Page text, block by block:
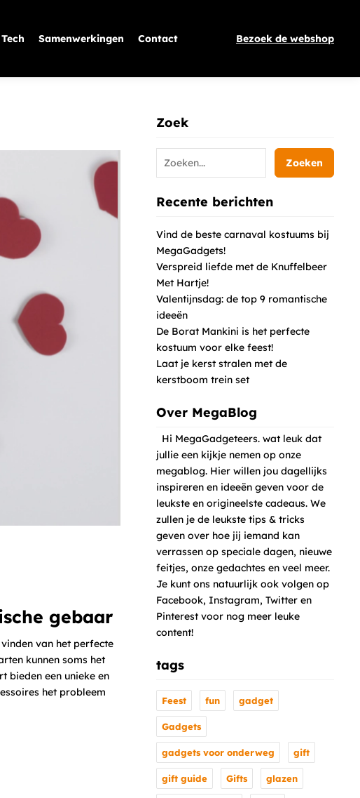
Samenwerkingen Contact Bezoek de webshop
gebaar
van het perfecte
kunnen soms het
bieden een unieke en
het probleem
Zoek
Zoeken
Recente berichten
Vind de beste carnaval kostuums bij
MegaGadgets!
Verspreid liefde met de Knuffelbeer
Met Hartje!
Valentijnsdag: de top 9 romantische
ideeën
De Borat Mankini is het perfecte
kostuum voor elke feest!
Laat je kerst stralen met de
kerstboom trein set
Over MegaBlog
Hi MegaGadgeteers. wat leuk dat
jullie een kijkje nemen op onze
megablog. Hier willen jou dagellijks
inspireren en ideeën geven voor de
leukste en origineelste cadeaus. We
zullen je de leukste tips & tricks
geven over hoe jij iemand kan
verrassen op speciale dagen, nieuwe
feitjes, onze gedachtes en veel meer.
Je kunt ons natuurlijk ook volgen op
Facebook, Instagram, Twitter en
Pinterest voor nog meer leuke
content!
tags
Feest fun gadget
Gadgets
gadgets voor onderweg gift
gift guide Gifts glazen